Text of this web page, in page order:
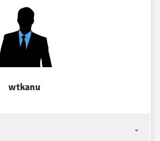
wtkanu